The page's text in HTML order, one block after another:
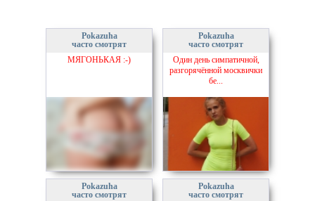
Pokazuha
часто смотрят
МЯГОНЬКАЯ :-)
Pokazuha
часто смотрят
Один день симпатичной,
разгорячённой москвички
бе...
Pokazuha
часто смотрят
Pokazuha
часто смотрят